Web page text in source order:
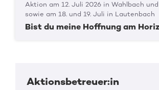
Aktion am 12. Juli 2026 in Wahlbach
sowie am 18. und 19. Juli in Lautenbach
Bist du meine Hoffnung am
Aktionsbetreuer:in